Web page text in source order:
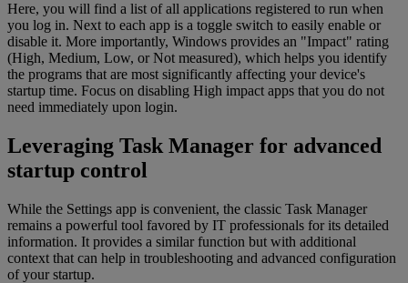
Here, you will find a list of all applications registered to run when
you log in. Next to each app is a toggle switch to easily enable or
disable it. More importantly, Windows provides an "Impact" rating
(High, Medium, Low, or Not measured), which helps you identify
the programs that are most significantly affecting your device's
startup time. Focus on disabling High impact apps that you do not
need immediately upon login.
Leveraging Task Manager for advanced
startup control
While the Settings app is convenient, the classic Task Manager
remains a powerful tool favored by IT professionals for its detailed
information. It provides a similar function but with additional
context that can help in troubleshooting and advanced configuration
of your startup.